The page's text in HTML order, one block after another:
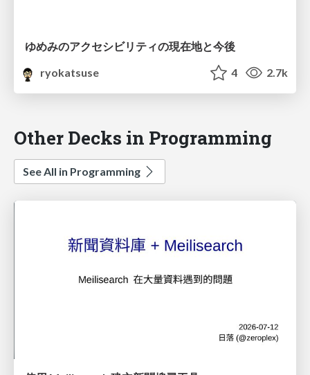
ゆめみのアクセシビリティの現在地と今後
ryokatsuse
4 2.7k
Other Decks in Programming
See All in Programming